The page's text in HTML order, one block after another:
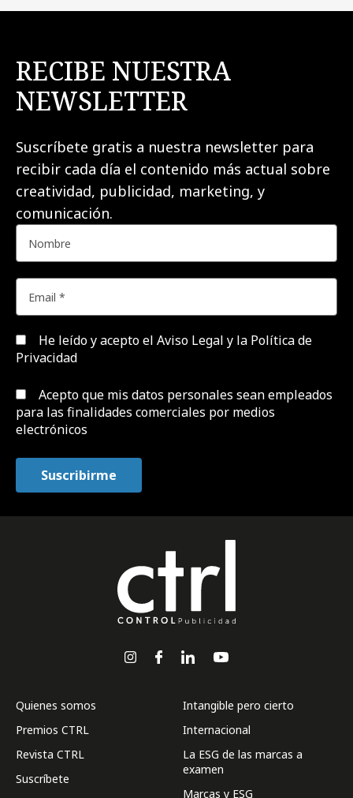
RECIBE NUESTRA
NEWSLETTER
Suscríbete gratis a nuestra newsletter para
recibir cada día el contenido más actual sobre
creatividad, publicidad, marketing, y
comunicación.
He leído y acepto el Aviso Legal y la Política de
Privacidad
Acepto que mis datos personales sean empleados
para las finalidades comerciales por medios
electrónicos
Quienes somos
Premios CTRL
Revista CTRL
Suscríbete
Intangible pero cierto
Internacional
La ESG de las marcas a
examen
Marcas y ESG